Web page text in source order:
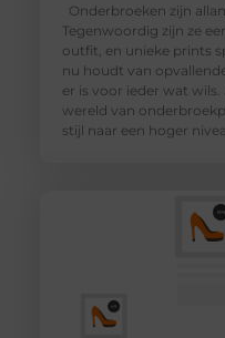
Onderbroeken zijn
Tegenwoordig zijn ze
outfit, en unieke prints
nu houdt van
er is voor ieder wat
wereld van
stijl naar een hoger